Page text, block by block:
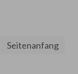
Seitenanfang